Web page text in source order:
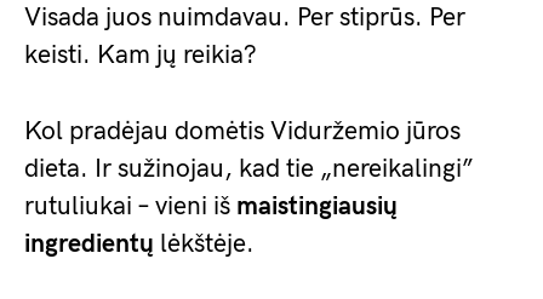
Visada juos nuimdavau. Per stiprūs. Per
keisti. Kam jų reikia?
Kol pradėjau domėtis Viduržemio jūros
dieta. Ir sužinojau, kad tie „nereikalingi”
rutuliukai – vieni iš maistingiausių
ingredientų lėkštėje.